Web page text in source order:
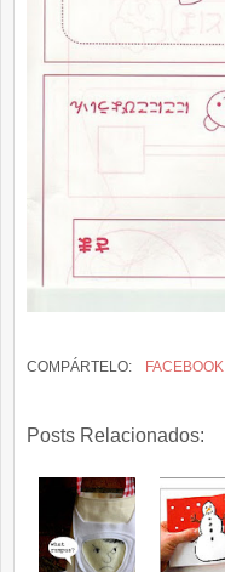
COMPÁRTELO: FACEBOOK
Posts Relacionados: